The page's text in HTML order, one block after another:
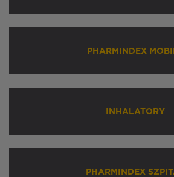
PHARMINDEX
INHALATORY
PHARMINDEX